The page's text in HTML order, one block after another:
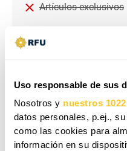
Uso responsable de sus
Nosotros y nuestros
datos personales, p.ej.,
como las cookies para
información en su
Artículos exclusivos
12.49$ $
Cancela en